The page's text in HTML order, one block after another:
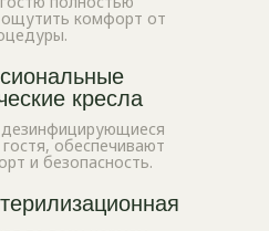
ощутить комфорт от
кресла
обеспечивают
и безопасность.